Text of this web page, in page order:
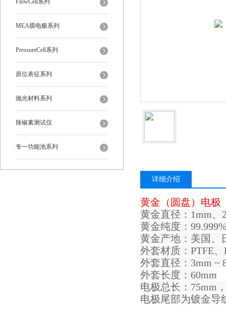
FlowCell系列
MEA膜电极系列
PressureCell系列
原位表征系列
抛光材料系列
辣椒素测试仪
专一功能池系列
详细介绍
黄金（圆盘）电极
黄金直径：1mm、
黄金纯度：
黄金产地：美国、
外套材质：PTFE、
外套直径：3mm ~
外套长度：60mm
电极总长：75mm
电极尾部为镀金导